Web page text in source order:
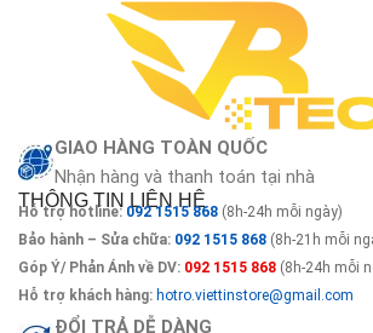
GIAO HÀNG TOÀN QUỐC
Nhận hàng và thanh toán tại nhà
THÔNG TIN LIÊN HỆ
Hỗ trợ hotline: 092 1515 868 (8h-24h mỗi ngày)
Bảo hành – Sửa chữa: 092 1515 868 (8h-21h mỗi
Góp Ý/ Phản Ánh về DV: 092 1515 868 (8h-24h mỗi
Hỗ trợ khách hàng: hotro.viettinstore@gmail.com
ĐỔI TRẢ DỄ DÀNG